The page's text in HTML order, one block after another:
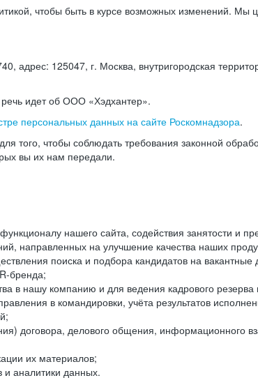
чтобы быть в курсе возможных изменений.
125047, г. Москва, внутригородская
идет об ООО «Хэдхантер».
персональных данных на сайте Роскомнадзора.
того, чтобы соблюдать требования законной
вы их нам передали.
нашего сайта, содействия занятости и
направленных на улучшение качества наших
поиска и подбора кандидатов на
бренда;
в нашу компанию и для ведения кадрового резерва
в командировки, учёта результатов
договора, делового общения, информационного
их материалов;
аналитики данных.